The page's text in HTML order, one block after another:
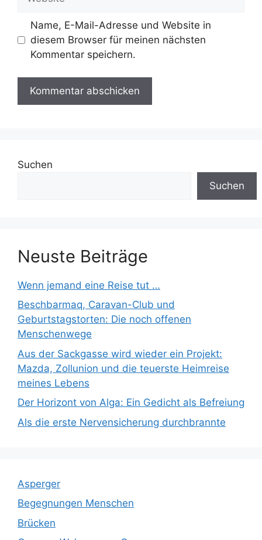
Name, E-Mail-Adresse und Website in
diesem Browser für meinen nächsten
Kommentar speichern.
Suchen
Suchen
Neuste Beiträge
Wenn jemand eine Reise tut …
Beschbarmaq, Caravan-Club und
Geburtstagstorten: Die noch offenen
Menschenwege
Aus der Sackgasse wird wieder ein Projekt:
Mazda, Zollunion und die teuerste Heimreise
meines Lebens
Der Horizont von Alga: Ein Gedicht als Befreiung
Als die erste Nervensicherung durchbrannte
Asperger
Begegnungen Menschen
Brücken